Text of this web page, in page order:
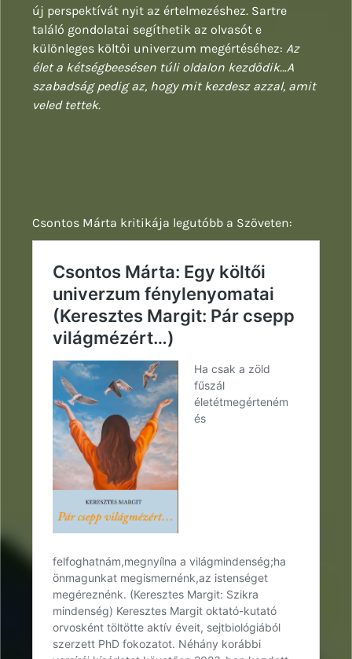
új perspektívát nyit az értelmezéshez. Sartre
találó gondolatai segíthetik az olvasót e
különleges költői univerzum megértéséhez: Az
élet a kétségbeesésen túli oldalon kezdődik…A
szabadság pedig az, hogy mit kezdesz azzal, amit
veled tettek.
Csontos Márta kritikája legutóbb a Szöveten: